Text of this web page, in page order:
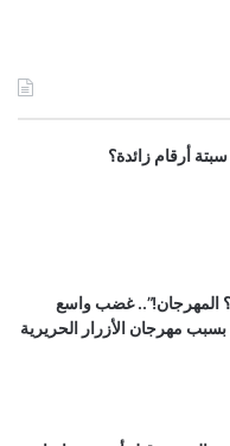
أرقام زائدة؟
المهرجان!”.. غضب واسع
مهرجان الأزرار الحريرية